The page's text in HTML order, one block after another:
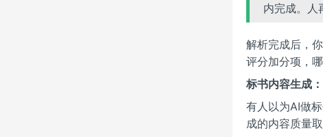
内完成。人
解析完成后，
评分加分项，
标书内容生成
有人以为AI做
成的内容质量